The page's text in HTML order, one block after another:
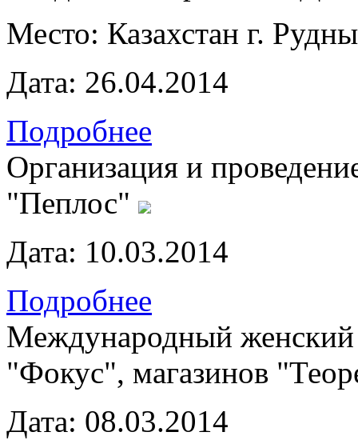
Место: Казахстан г.
Дата: 26.04.2014
Подробнее
Организация и
"Пеплос"
Дата: 10.03.2014
Подробнее
Международный женский
"Фокус", магазинов
Дата: 08.03.2014